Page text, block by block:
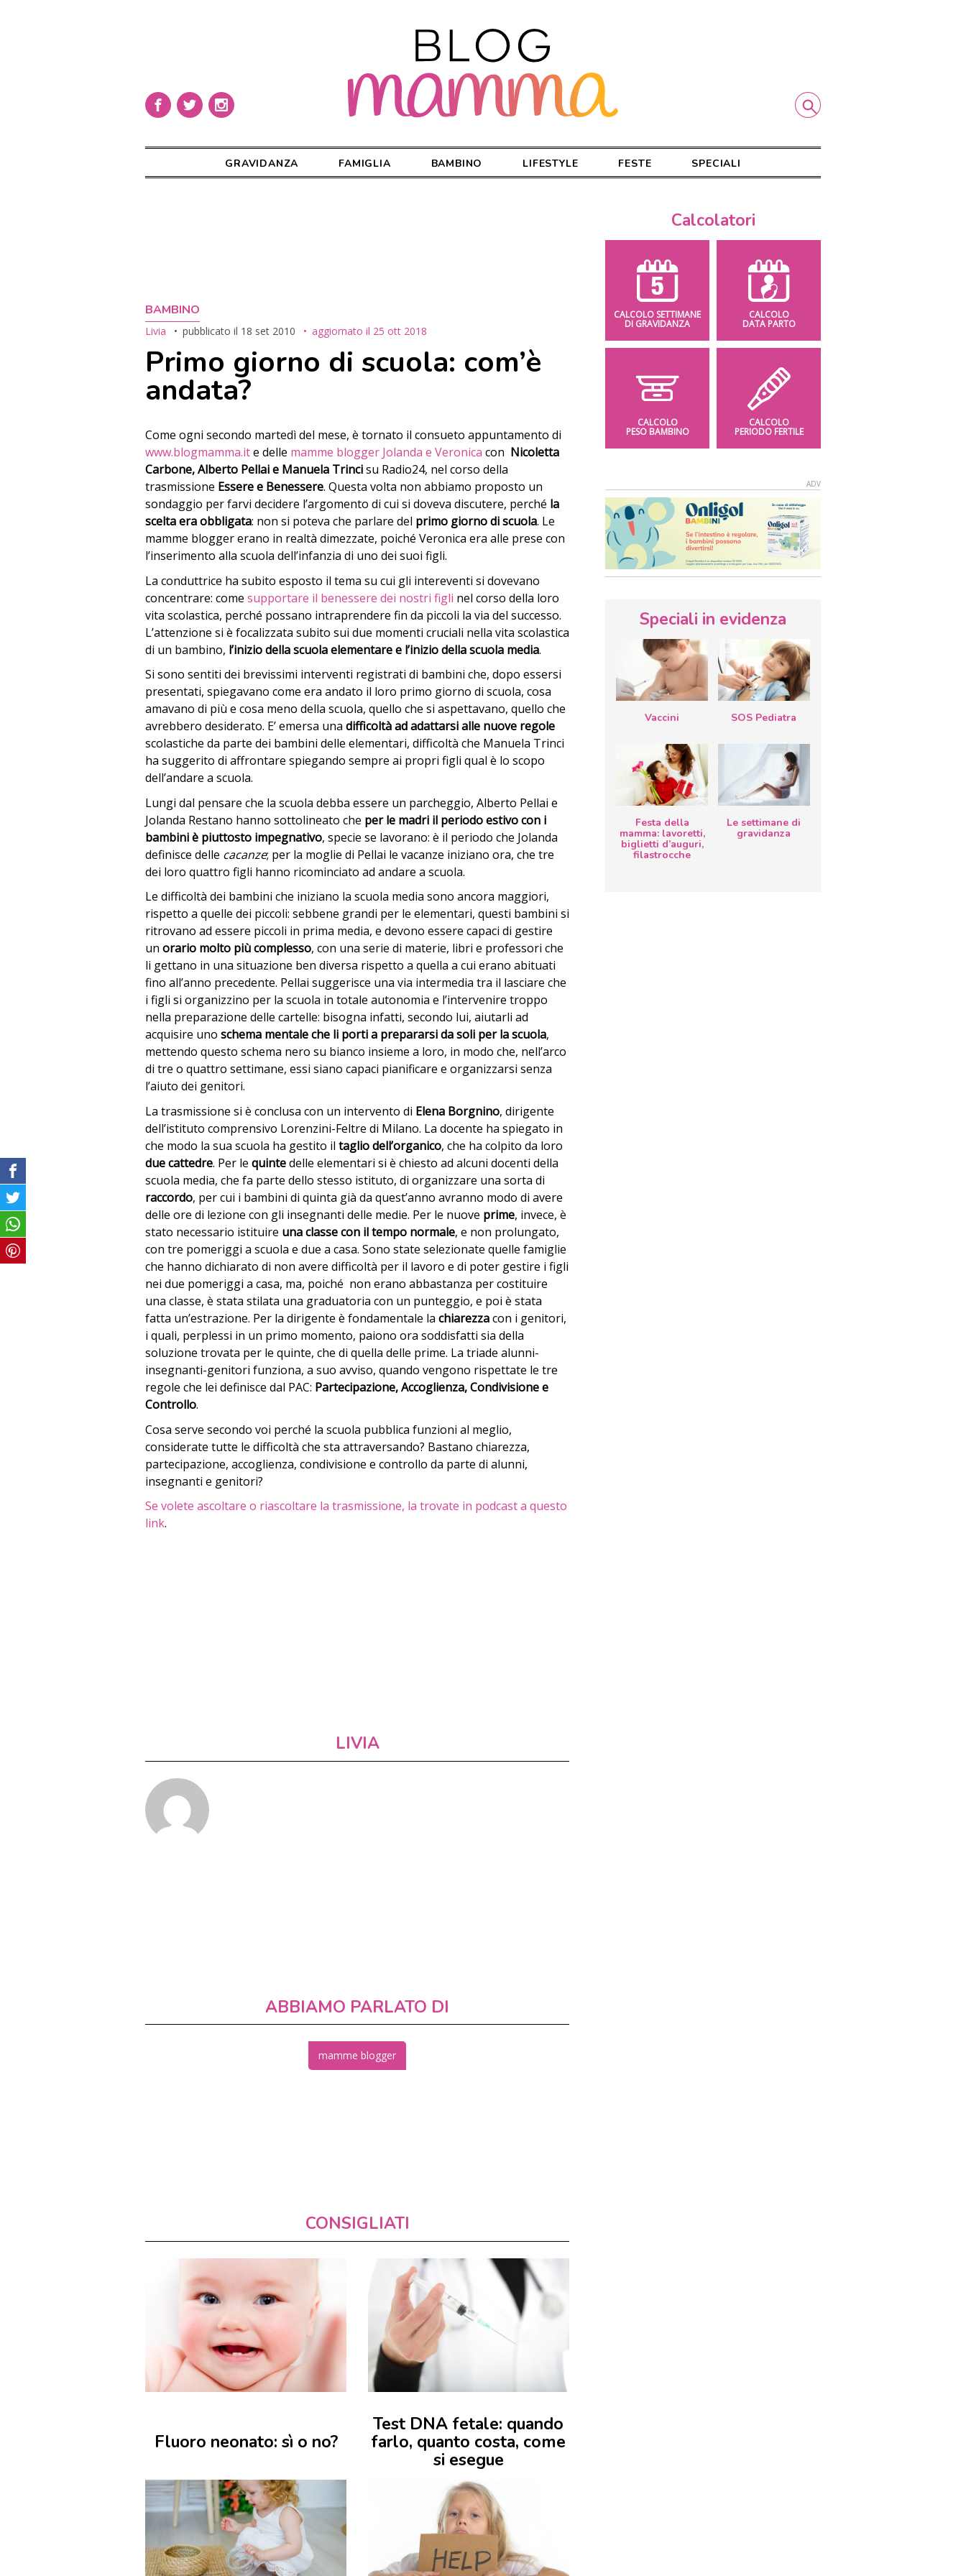
GRAVIDANZA FAMIGLIA BAMBINO LIFESTYLE FESTE SPECIALI
BAMBINO
Livia pubblicato il 18 set 2010 aggiornato il 25 ott 2018
Primo giorno di scuola: com’è
andata?
Come ogni secondo martedì del mese, è tornato il consueto appuntamento di
www.blogmamma.ite delle mamme blogger Jolanda e Veronica con Nicoletta
Carbone, Alberto Pellai e Manuela Trincisu Radio24, nel corso della
trasmissione Essere e Benessere. Questa volta non abbiamo proposto un
sondaggio per farvi decidere l’argomento di cui si doveva discutere, perché la
scelta era obbligata: non si poteva che parlare del primo giorno di scuola. Le
mamme blogger erano in realtà dimezzate, poiché Veronica era alle prese con
l’inserimento alla scuola dell’infanzia di uno dei suoi figli.
La conduttrice ha subito esposto il tema su cui gli intereventi si dovevano
concentrare: come supportare il benessere dei nostri figli nel corso della loro
vita scolastica, perché possano intraprendere fin da piccoli la via del successo.
L’attenzione si è focalizzata subito sui due momenti cruciali nella vita scolastica
di un bambino, l’inizio della scuola elementare e l’inizio della scuola media.
Si sono sentiti dei brevissimi interventi registrati di bambini che, dopo essersi
presentati, spiegavano come era andato il loro primo giorno di scuola, cosa
amavano di più e cosa meno della scuola, quello che si aspettavano, quello che
avrebbero desiderato. E’ emersa una difficoltà ad adattarsi alle nuove regole
scolastiche da parte dei bambini delle elementari, difficoltà che Manuela Trinci
ha suggerito di affrontare spiegando sempre ai propri figli qual è lo scopo
dell’andare a scuola.
Lungi dal pensare che la scuola debba essere un parcheggio, Alberto Pellai e
Jolanda Restano hanno sottolineato che per le madri il periodo estivo con i
bambini è piuttosto impegnativo, specie se lavorano: è il periodo che Jolanda
definisce delle cacanze; per la moglie di Pellai le vacanze iniziano ora, che tre
dei loro quattro figli hanno ricominciato ad andare a scuola.
Le difficoltà dei bambini che iniziano la scuola media sono ancora maggiori,
rispetto a quelle dei piccoli: sebbene grandi per le elementari, questi bambini si
ritrovano ad essere piccoli in prima media, e devono essere capaci di gestire
un orario molto più complesso, con una serie di materie, libri e professori che
li gettano in una situazione ben diversa rispetto a quella a cui erano abituati
fino all’anno precedente. Pellai suggerisce una via intermedia tra il lasciare che
i figli si organizzino per la scuola in totale autonomia e l’intervenire troppo
nella preparazione delle cartelle: bisogna infatti, secondo lui, aiutarli ad
acquisire uno schema mentaleche li porti a prepararsi da soli per la scuola,
mettendo questo schema nero su bianco insieme a loro, in modo che, nell’arco
di tre o quattro settimane, essi siano capaci pianificare e organizzarsi senza
l’aiuto dei genitori.
La trasmissione si è conclusa con un intervento di Elena Borgnino, dirigente
dell’istituto comprensivo Lorenzini-Feltre di Milano. La docente ha spiegato in
che modo la sua scuola ha gestito il taglio dell’organico, che ha colpito da loro
due cattedre. Per le quintedelle elementari si è chiesto ad alcuni docenti della
scuola media, che fa parte dello stesso istituto, di organizzare una sorta di
raccordo, per cui i bambini di quinta già da quest’anno avranno modo di avere
delle ore di lezione con gli insegnanti delle medie. Per le nuove prime, invece, è
stato necessario istituire una classe con il tempo normale, e non prolungato,
con tre pomeriggi a scuola e due a casa. Sono state selezionate quelle famiglie
che hanno dichiarato di non avere difficoltà per il lavoro e di poter gestire i figli
nei due pomeriggi a casa, ma, poiché non erano abbastanza per costituire
una classe, è stata stilata una graduatoria con un punteggio, e poi è stata
fatta un’estrazione. Per la dirigente è fondamentale la chiarezzacon i genitori,
i quali, perplessi in un primo momento, paiono ora soddisfatti sia della
soluzione trovata per le quinte, che di quella delle prime. La triade alunni-
insegnanti-genitori funziona, a suo avviso, quando vengono rispettate le tre
regole che lei definisce dal PAC: Partecipazione, Accoglienza, Condivisione e
Controllo.
Cosa serve secondo voi perché la scuola pubblica funzioni al meglio,
considerate tutte le difficoltà che sta attraversando? Bastano chiarezza,
partecipazione, accoglienza, condivisione e controllo da parte di alunni,
insegnanti e genitori?
Se volete ascoltare o riascoltare la trasmissione, la trovate in podcast a questo
link.
LIVIA
ABBIAMO PARLATO DI
mamme blogger
CONSIGLIATI
Fluoro neonato: sì o no?
Test DNA fetale: quando
farlo, quanto costa, come
si esegue
Calcolatori
CALCOLO SETTIMANE
DI GRAVIDANZA
CALCOLO
DATA PARTO
CALCOLO
PESO BAMBINO
CALCOLO
PERIODO FERTILE
Speciali in evidenza
Vaccini SOS Pediatra
Festa della
mamma: lavoretti,
biglietti d’auguri,
filastrocche
Le settimane di
gravidanza